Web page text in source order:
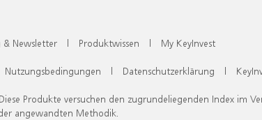
& Newsletter | Produktwissen | My KeyInvest
Nutzungsbedingungen | Datenschutzerklärung |
Produkte versuchen den zugrundeliegenden Index im
angewandten Methodik.